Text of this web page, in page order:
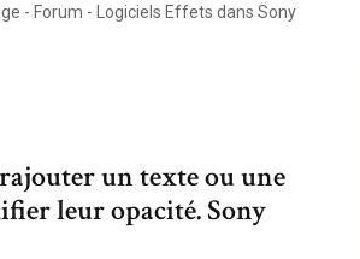
- Forum - Logiciels Effets dans Sony
un texte ou une
leur opacité. Sony